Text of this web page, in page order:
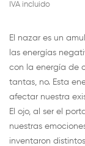
IVA incluido
El nazar es un
las energías
con la energía de
tantas, no. Esta
afectar nuestra
El ojo, al ser el
nuestras
inventaron